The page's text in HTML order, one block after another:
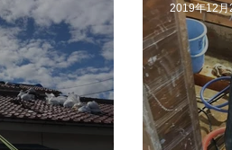
り・床下等） 令和6年石川
雨水害 令和5年台風2号（沼津
2019年12月